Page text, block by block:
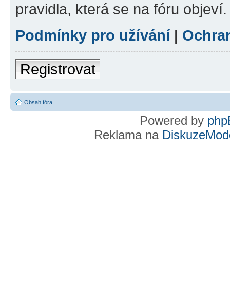
pravidla, která se na fóru objeví.
Podmínky pro užívání |
Registrovat
Obsah fóra
Powered by
Reklama na